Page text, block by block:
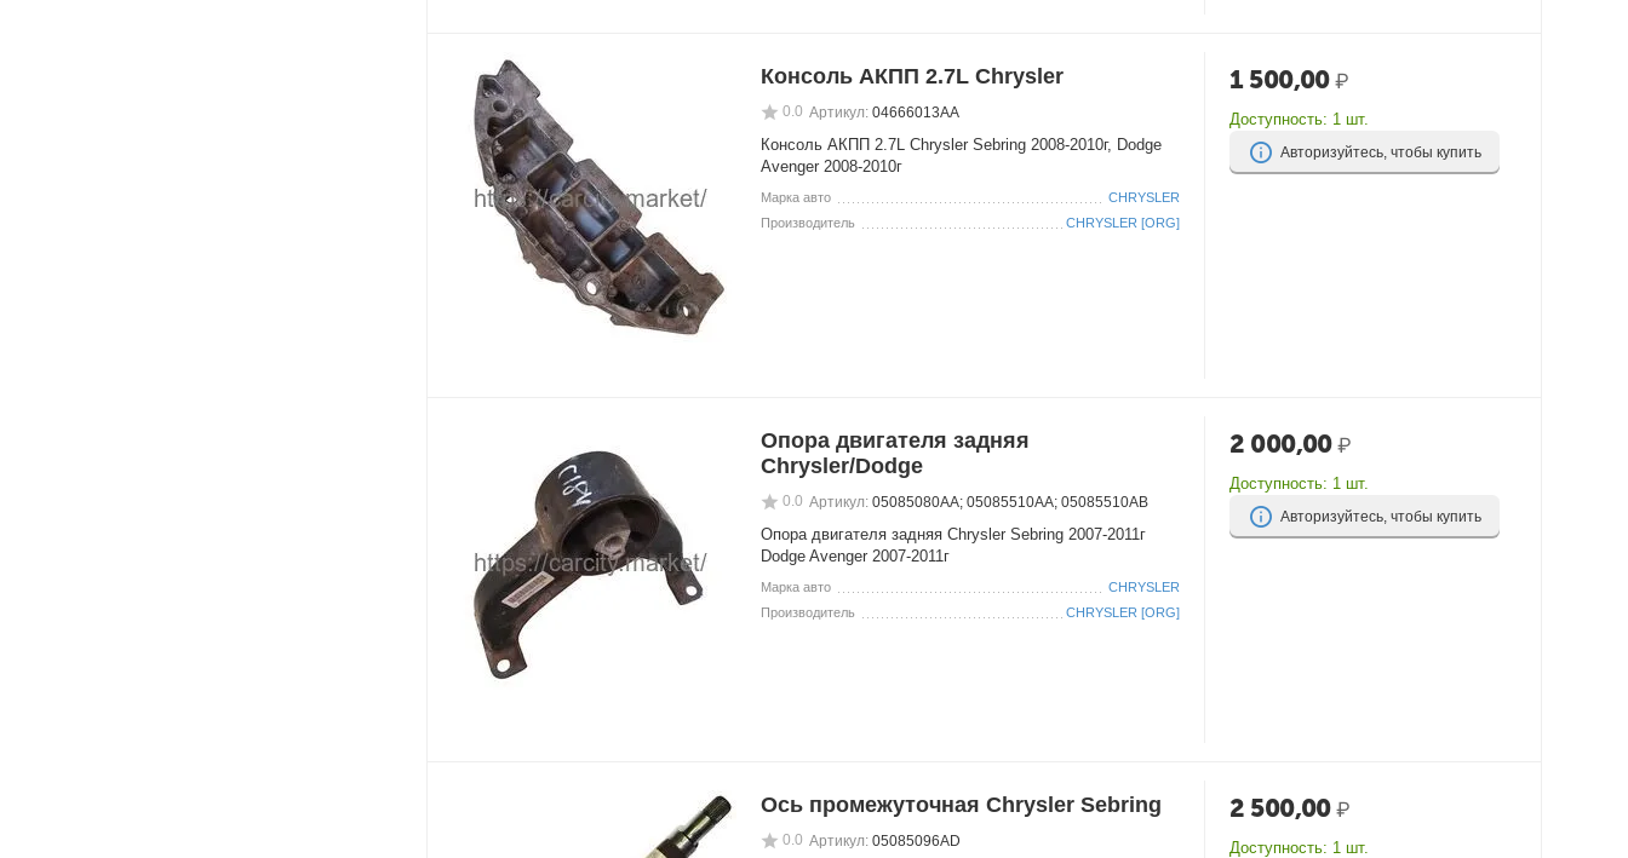
Консоль АКПП 2.7L Chrysler
0.0 Артикул: 04666013AA
Консоль АКПП 2.7L Chrysler Sebring 2008-2010г, Dodge
Avenger 2008-2010г
Марка авто
CHRYSLER
Производитель
CHRYSLER [ORG]
1 500,00 ₽
Доступность: 1 шт.
Авторизуйтесь, чтобы купить
Опора двигателя задняя
Chrysler/Dodge
0.0 Артикул: 05085080AA; 05085510AA; 05085510AB
Опора двигателя задняя Chrysler Sebring 2007-2011г
Dodge Avenger 2007-2011г
Марка авто
CHRYSLER
Производитель
CHRYSLER [ORG]
2 000,00 ₽
Доступность: 1 шт.
Авторизуйтесь, чтобы купить
Ось промежуточная Chrysler Sebring
0.0 Артикул: 05085096АD
2 500,00 ₽
Доступность: 1 шт.